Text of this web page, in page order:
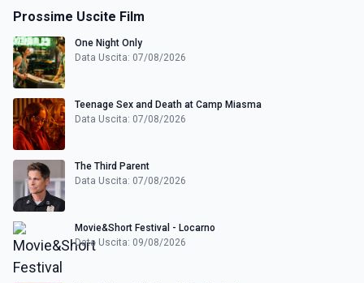
Prossime Uscite Film
One Night Only
Data Uscita: 07/08/2026
Teenage Sex and Death at Camp Miasma
Data Uscita: 07/08/2026
The Third Parent
Data Uscita: 07/08/2026
Movie&Short Festival - Locarno
Data Uscita: 09/08/2026